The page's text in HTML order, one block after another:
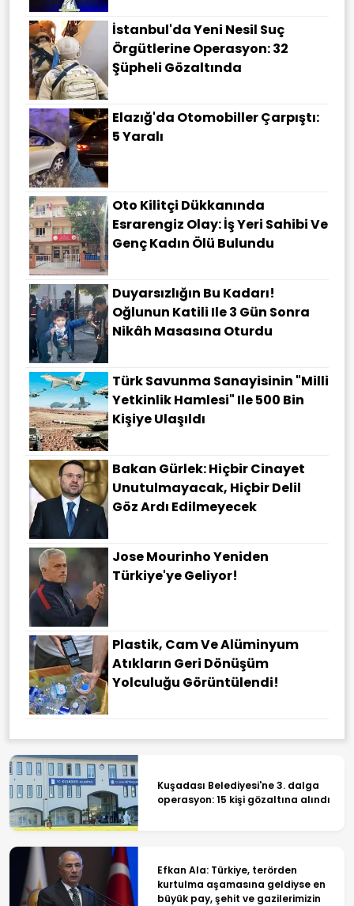
İstanbul'da Yeni Nesil Suç
Örgütlerine Operasyon: 32
Şüpheli Gözaltında
Elazığ'da Otomobiller Çarpıştı:
5 Yaralı
Oto Kilitçi Dükkanında
Esrarengiz Olay: İş Yeri Sahibi Ve
Genç Kadın Ölü Bulundu
Duyarsızlığın Bu Kadarı!
Oğlunun Katili Ile 3 Gün Sonra
Nikâh Masasına Oturdu
Türk Savunma Sanayisinin "Milli
Yetkinlik Hamlesi" Ile 500 Bin
Kişiye Ulaşıldı
Bakan Gürlek: Hiçbir Cinayet
Unutulmayacak, Hiçbir Delil
Göz Ardı Edilmeyecek
Jose Mourinho Yeniden
Türkiye'ye Geliyor!
Plastik, Cam Ve Alüminyum
Atıkların Geri Dönüşüm
Yolculuğu Görüntülendi!
Kuşadası Belediyesi'ne 3. dalga
operasyon: 15 kişi gözaltına alındı
Efkan Ala: Türkiye, terörden
kurtulma aşamasına geldiyse en
büyük pay, şehit ve gazilerimizin